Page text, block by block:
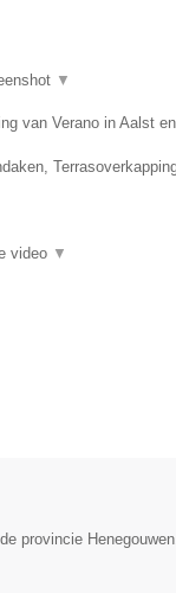
▼
van Verano in Aalst en
video ▼
provincie